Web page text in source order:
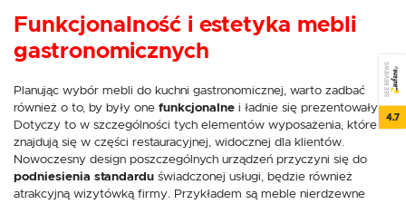
Funkcjonalność i estetyka mebli
gastronomicznych
Planując wybór mebli do kuchni gastronomicznej, warto zadbać
również o to, by były one funkcjonalne i ładnie się prezentowały.
Dotyczy to w szczególności tych elementów wyposażenia, które
znajdują się w części restauracyjnej, widocznej dla klientów.
Nowoczesny design poszczególnych urządzeń przyczyni się do
podniesienia standardu świadczonej usługi, będzie również
atrakcyjną wizytówką firmy. Przykładem są meble nierdzewne
SEE REVIEWS
4.7